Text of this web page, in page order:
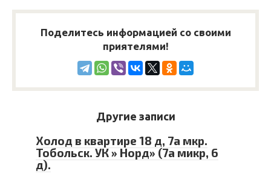
Поделитесь информацией со своими
приятелями!
Другие записи
Холод в квартире 18 д, 7а мкр.
Тобольск. УК » Норд» (7а микр, 6
д).